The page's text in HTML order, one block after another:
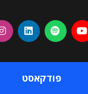
פודקאסט